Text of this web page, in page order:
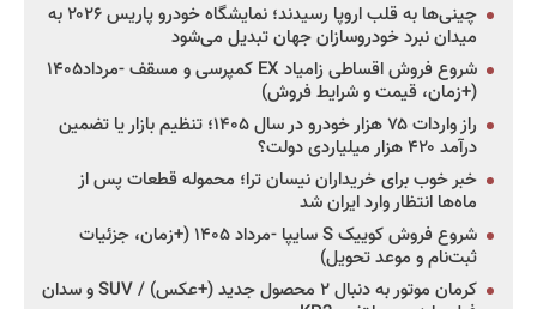
چینی‌ها به قلب اروپا رسیدند؛ نمایشگاه خودرو پاریس ۲۰۲۶ به
میدان نبرد خودروسازان جهان تبدیل می‌شود
شروع فروش اقساطی زامیاد EX کمپرسی و مسقف -مرداد۱۴۰۵
(+زمان، قیمت و شرایط فروش)
راز واردات ۷۵ هزار خودرو در سال ۱۴۰۵؛ تنظیم بازار یا تضمین
درآمد ۴۲۰ هزار میلیاردی دولت؟
خبر خوب برای خریداران نیسان ترا؛ محموله قطعات پس از
ماه‌ها انتظار وارد ایران شد
شروع فروش کوییک S سایپا -مرداد ۱۴۰۵ (+زمان، جزئیات
ثبت‌نام و موعد تحویل)
کرمان موتور به دنبال ۲ محصول جدید (+عکس) / SUV و سدان